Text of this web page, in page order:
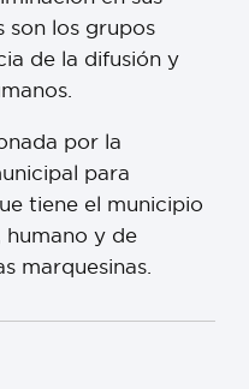
son los grupos
de la difusión y
por la
para
tiene el municipio
y de
marquesinas.